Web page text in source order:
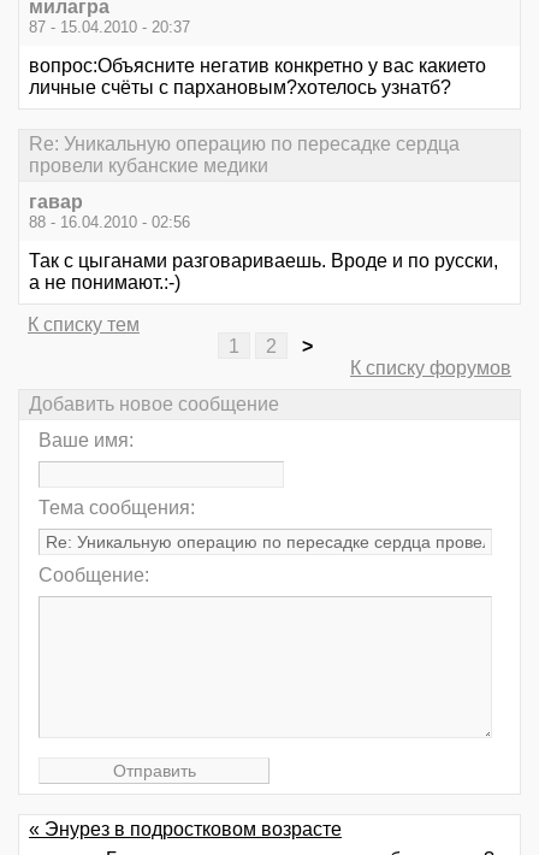
милагра
87 - 15.04.2010 - 20:37
вопрос:Объясните негатив конкретно у вас какието
личные счёты с пархановым?хотелось узнатб?
Re: Уникальную операцию по пересадке сердца
провели кубанские медики
гавар
88 - 16.04.2010 - 02:56
Так с цыганами разговариваешь. Вроде и по русски,
а не понимают.:-)
К списку тем
1
2
>
К списку форумов
Добавить новое сообщение
Ваше имя:
Тема сообщения:
Сообщение:
« Энурез в подростковом возрасте